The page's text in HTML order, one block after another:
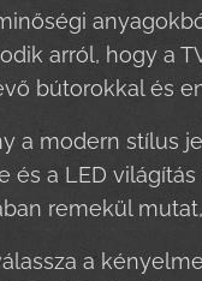
arról, hogy a
bútorokkal és
a modern stílus
és a LED
remekül
a